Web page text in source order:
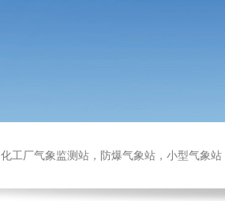
化工厂气象监测站，防爆气象站，小型气象站，化